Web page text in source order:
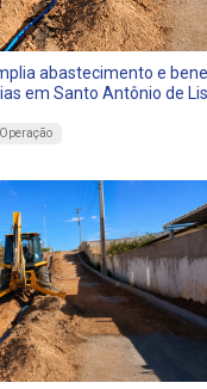
abastecimento e
em Santo Antônio de
Operação